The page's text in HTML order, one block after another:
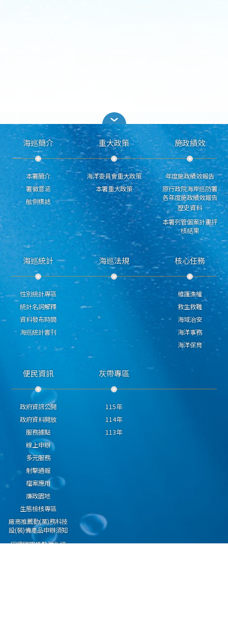
海巡簡介
本署簡介
署徽意涵
舷側標誌
重大政策
海洋委員會重大政策
本署重大政策
施政績效
年度施政績效報告
原行政院海岸巡防署
各年度施政績效報告
歷史資料
本署列管個案計畫評
核結果
海巡統計
性別統計專區
統計名詞解釋
資料發布時間
海巡統計書刊
海巡法規 核心任務
維護漁權
救生救難
海域治安
海洋事務
海洋保育
便民資訊
政府資訊公開
政府資料開放
服務據點
線上申辦
多元服務
射擊通報
檔案應用
廉政園地
生態檢核專區
廠商推薦勤(業)務科技
設(裝)備產品申辦須知
因應國際情勢強化經
灰帶專區
115年
114年
113年